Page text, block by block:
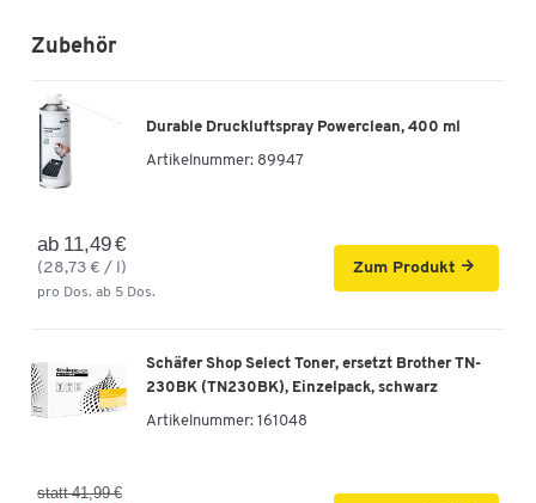
Zubehör
Durable Druckluftspray Powerclean, 400 ml
Artikelnummer: 89947
ab 11,49 €
(28,73 € / l)
pro Dos. ab 5 Dos.
Zum Produkt
Schäfer Shop Select Toner, ersetzt Brother TN-
230BK (TN230BK), Einzelpack, schwarz
Artikelnummer: 161048
statt 41,99 €